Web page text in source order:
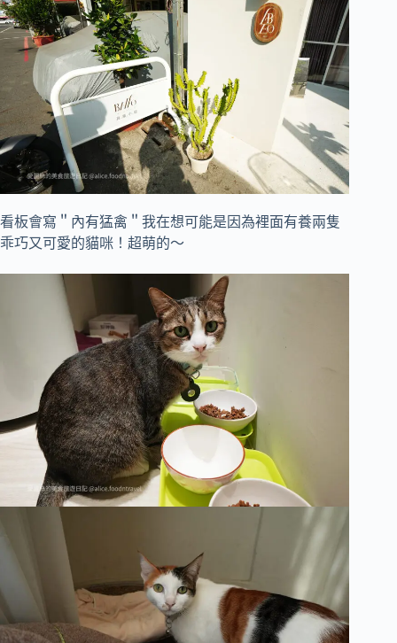
看板會寫＂內有猛禽＂我在想可能是因為裡面有養兩隻
乖巧又可愛的貓咪！超萌的～